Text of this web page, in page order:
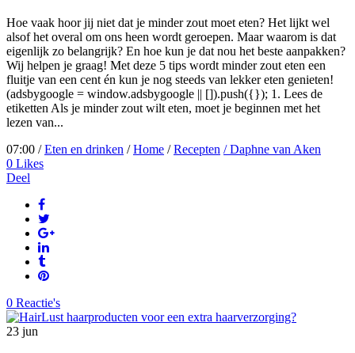
Hoe vaak hoor jij niet dat je minder zout moet eten? Het lijkt wel
alsof het overal om ons heen wordt geroepen. Maar waarom is dat
eigenlijk zo belangrijk? En hoe kun je dat nou het beste aanpakken?
Wij helpen je graag! Met deze 5 tips wordt minder zout eten een
fluitje van een cent én kun je nog steeds van lekker eten genieten!
(adsbygoogle = window.adsbygoogle || []).push({}); 1. Lees de
etiketten Als je minder zout wilt eten, moet je beginnen met het
lezen van...
07:00 /Eten en drinken /Home /Recepten / Daphne van Aken
0 Likes
Deel
0 Reactie's
23 jun